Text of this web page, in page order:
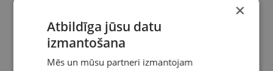
×
Atbildīga jūsu datu
izmantošana
Mēs un mūsu partneri izmantojam